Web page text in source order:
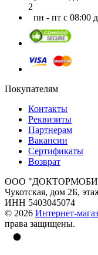
2
пн - пт с 08:00
Покупателям
Контакты
Реквизиты
Партнерам
Вакансии
Сертификаты
Возврат
ООО "ДОКТОРМОБИЛ"
Чукотская, дом 2Б,
ИНН 5403045074
© 2026 Интернет-
права защищены.